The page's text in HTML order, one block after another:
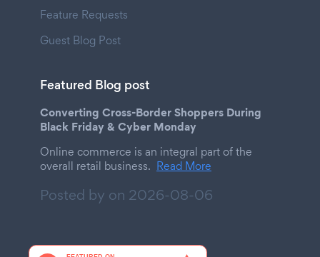
Feature Requests
Guest Blog Post
Featured Blog post
Converting Cross-Border Shoppers During
Black Friday & Cyber Monday
Online commerce is an integral part of the
overall retail business. Read More
Posted by on 2026-08-06